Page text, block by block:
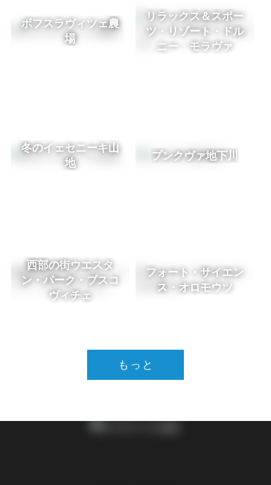
ボフスラヴィツェ農
場
リラックス＆スポー
ツ・リゾート・ドル
ニー・モラヴァ
冬のイェセニーキ山
地
プンクヴァ地下川
西部の街ウエスタ
ン・パーク・ブスコ
ヴィチェ
フォート・サイエン
ス・オロモウツ
もっと